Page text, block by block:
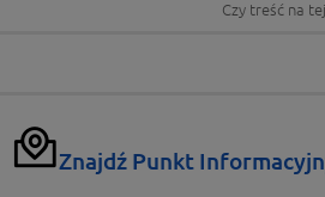
Czy treść na
Znajdź Punkt